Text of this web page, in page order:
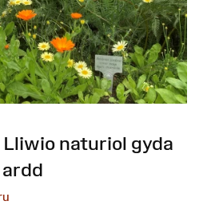
naturiol gyda